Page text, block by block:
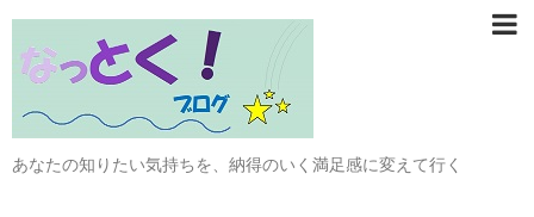
あなたの知りたい気持ちを、納得のいく満足感に変えて行く